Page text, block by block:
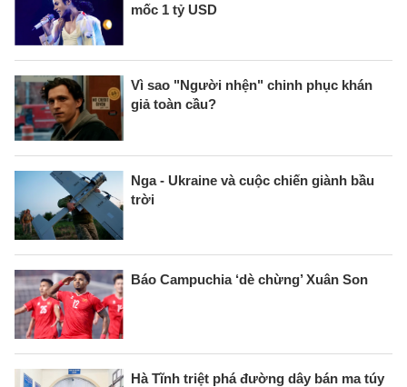
mốc 1 tỷ USD
Vì sao "Người nhện" chinh phục khán
giả toàn cầu?
Nga - Ukraine và cuộc chiến giành bầu
trời
Báo Campuchia ‘dè chừng’ Xuân Son
Hà Tĩnh triệt phá đường dây bán ma túy